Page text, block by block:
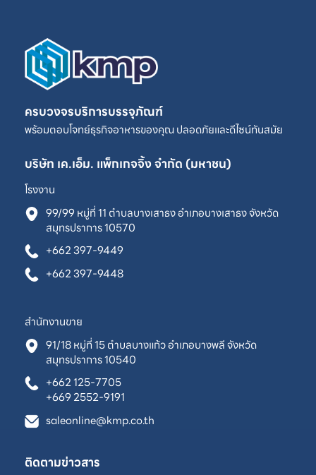
ครบวงจรบริการบรรจุภัณฑ์
พร้อมตอบโจทย์ธุรกิจอาหารของคุณ ปลอดภัยและดีไซน์ทันสมัย
บริษัท เค.เอ็ม. แพ็กเกจจิ้ง จำกัด (มหาชน)
โรงงาน
99/99 หมู่ที่ 11 ตำบลบางเสาธง อำเภอบางเสาธง จังหวัด
สมุทรปราการ 10570
+662 397-9449
+662 397-9448
สำนักงานขาย
91/18 หมู่ที่ 15 ตำบลบางแก้ว อำเภอบางพลี จังหวัด
สมุทรปราการ 10540
+662 125-7705
+669 2552-9191
saleonline@kmp.co.th
ติดตามข่าวสาร